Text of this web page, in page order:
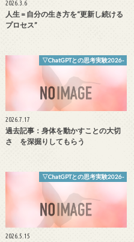
2026.3.6
人生 = 自分の生き方を“更新し続ける
プロセス”
▽ChatGPTとの思考実験2026-
2026.7.17
過去記事：身体を動かすことの大切
さ を深掘りしてもらう
▽ChatGPTとの思考実験2026-
2026.5.15